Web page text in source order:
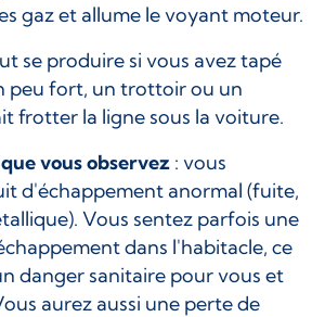
gaz et allume le voyant moteur.
se produire si vous avez tapé
peu fort, un trottoir ou un
frotter la ligne sous la voiture.
vous observez : vous
d'échappement anormal (fuite,
Vous sentez parfois une
dans l'habitacle, ce
danger sanitaire pour vous et
aurez aussi une perte de